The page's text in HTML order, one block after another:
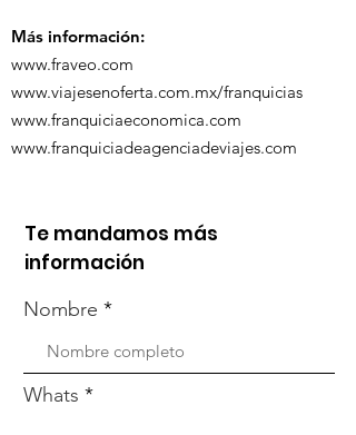
Más información:
www.fraveo.com
www.viajesenoferta.com.mx/franquicias
www.franquiciaeconomica.com
www.franquiciadeagenciadeviajes.com
Te mandamos más
información
Nombre
Whats